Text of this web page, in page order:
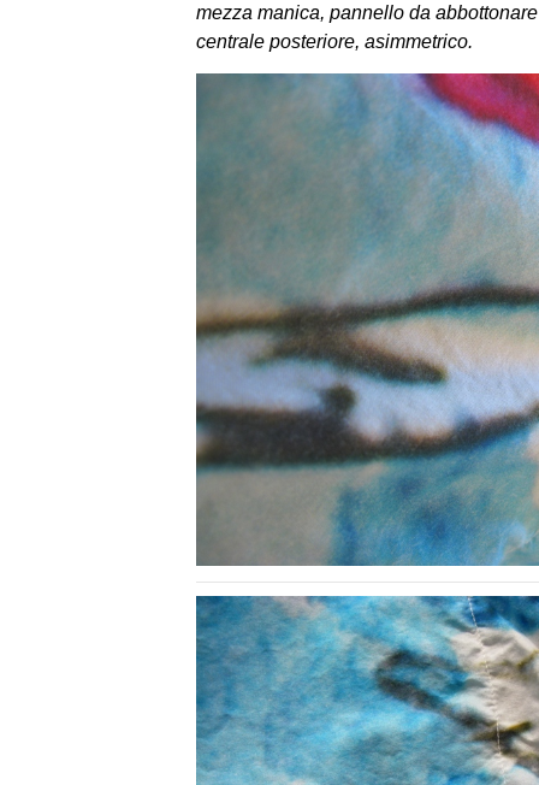
mezza manica, pannello da
centrale posteriore, asimmetrico.